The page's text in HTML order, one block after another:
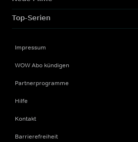
Top-Serien
Impressum
WOW Abo kündigen
Partnerprogramme
Hilfe
Kontakt
Barrierefreiheit